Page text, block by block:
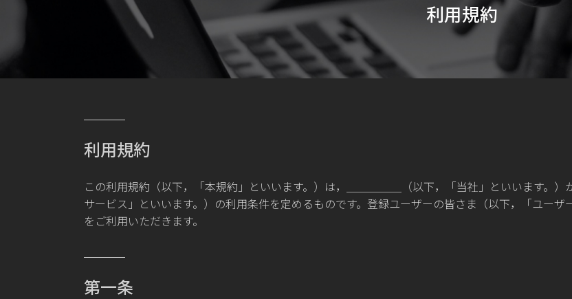
利用規約
利用規約
この利用規約（以下，「本規約」といいます。）は，＿＿＿＿＿（以下，「当社」といいます。
サービス」といいます。）の利用条件を定めるものです。登録ユーザーの皆さま（以下，「ユー
をご利用いただきます。
第一条